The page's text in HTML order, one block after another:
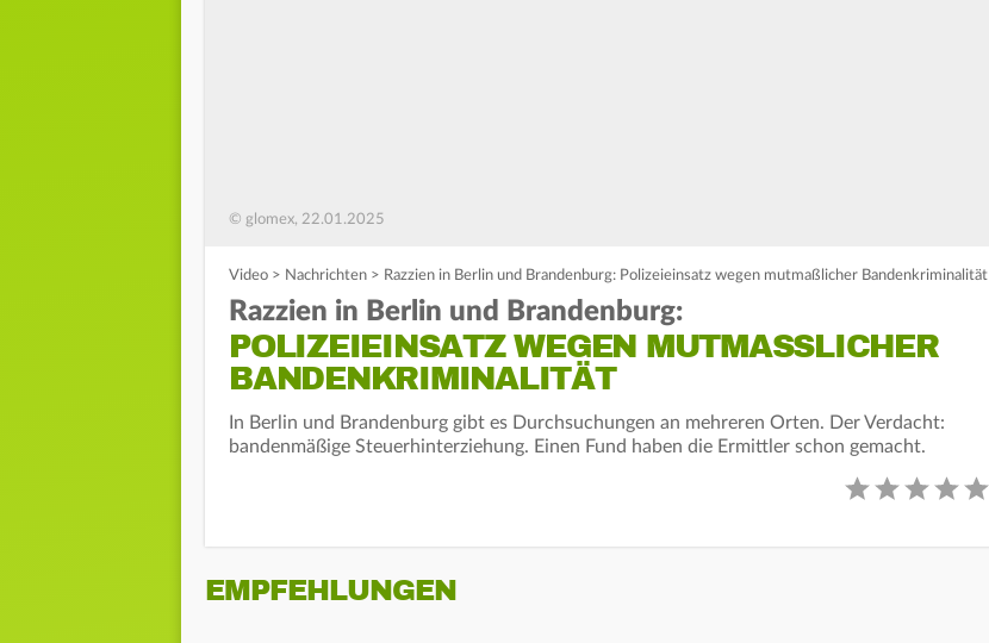
© glomex, 22.01.2025
Video > Nachrichten > Razzien in Berlin und Brandenburg: Polizeieinsatz wegen mutmaßlicher Bandenkriminalität
Razzien in Berlin und Brandenburg:
POLIZEIEINSATZ WEGEN MUTMASSLICHER B
ANDENKRIMINALITÄT
In Berlin und Brandenburg gibt es Durchsuchungen an mehreren Orten. Der Verdacht:
bandenmäßige Steuerhinterziehung. Einen Fund haben die Ermittler schon gemacht.
EMPFEHLUNGEN